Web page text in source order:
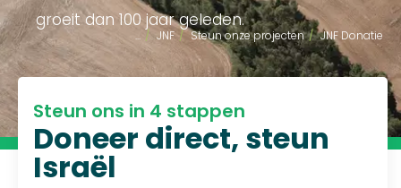
groeit dan 100 jaar geleden.
... / JNF / Steun onze projecten / JNF Donatie
Steun ons in 4 stappen
Doneer direct, steun
Israël